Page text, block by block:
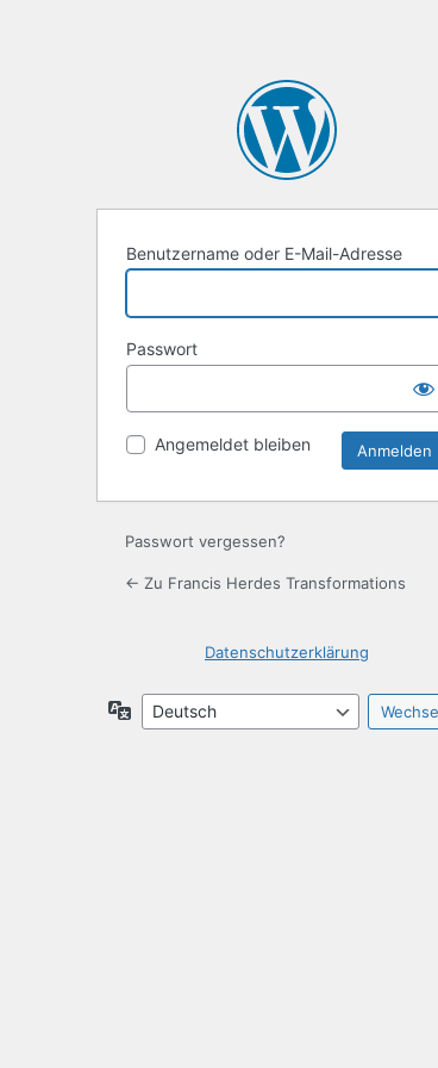
Benutzername oder E-Mail-Adresse
Passwort
Angemeldet bleiben
Passwort vergessen?
← Zu Francis Herdes Transformations
Datenschutzerklärung
Sprache